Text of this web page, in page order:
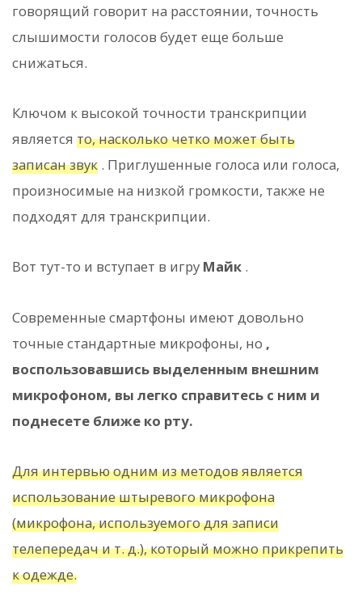
говорящий говорит на расстоянии, точность
слышимости голосов будет еще больше
снижаться.
Ключом к высокой точности транскрипции
является то, насколько четко может быть
записан звук . Приглушенные голоса или голоса,
произносимые на низкой громкости, также не
подходят для транскрипции.
Вот тут-то и вступает в игру Майк .
Современные смартфоны имеют довольно
точные стандартные микрофоны, но ,
воспользовавшись выделенным внешним
микрофоном, вы легко справитесь с ним и
поднесете ближе ко рту.
Для интервью одним из методов является
использование штыревого микрофона
(микрофона, используемого для записи
телепередач и т. д.), который можно прикрепить
к одежде.